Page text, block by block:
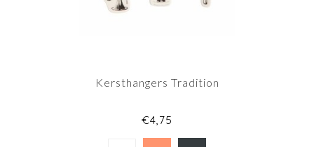
Kersthangers Tradition
€4,75